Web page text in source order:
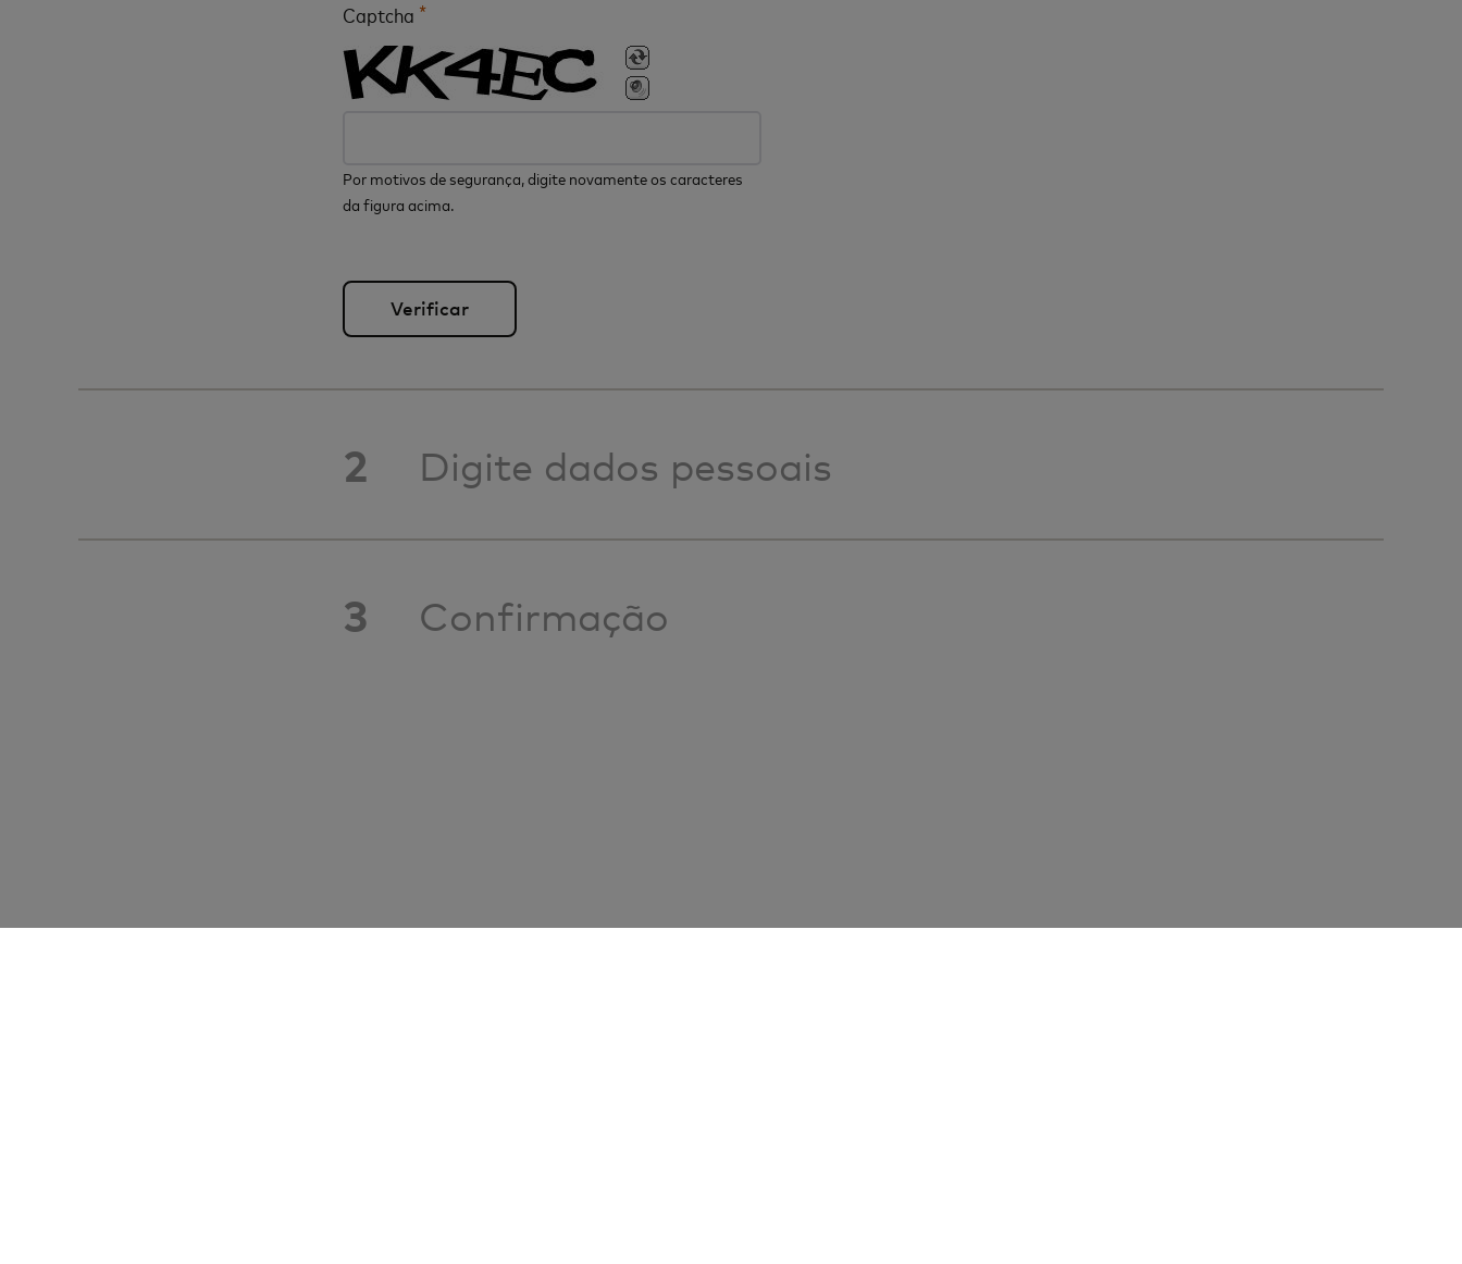
Captcha *
Por motivos de segurança, digite novamente os caracteres
da figura acima.
2 Digite dados pessoais
3 Confirmação